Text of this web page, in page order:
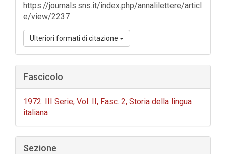
https://journals.sns.it/index.php/annalilettere/articl
e/view/2237
Ulteriori formati di citazione
Fascicolo
1972: III Serie, Vol. II, Fasc. 2, Storia della lingua
italiana
Sezione